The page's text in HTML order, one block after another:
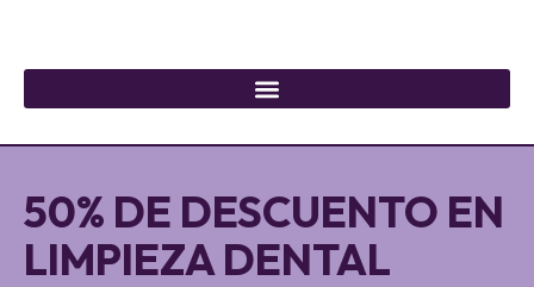
50% DE DESCUENTO EN
LIMPIEZA DENTAL